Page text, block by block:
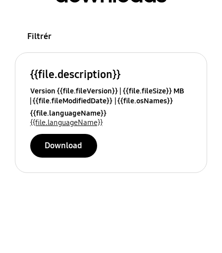
Filtrér
{{file.description}}
Version {{file.fileVersion}} {{file.fileSize}} MB
{{file.fileModifiedDate}} {{file.osNames}}
{{file.languageName}}
{{file.languageName}}
Download